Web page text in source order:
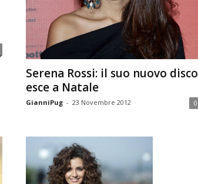
Serena Rossi: il suo nuovo disco
esce a Natale
GianniPug - 23 Novembre 2012 0